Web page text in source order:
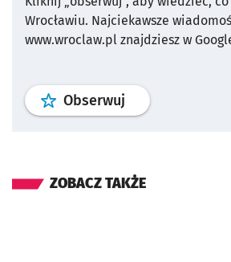
Wrocławiu. Najciekawsze
www.wroclaw.pl znajdziesz w
Obserwuj profil
ZOBACZ TAKŻE